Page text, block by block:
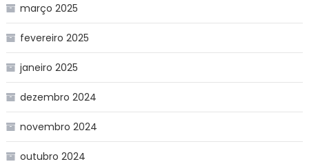
março 2025
fevereiro 2025
janeiro 2025
dezembro 2024
novembro 2024
outubro 2024